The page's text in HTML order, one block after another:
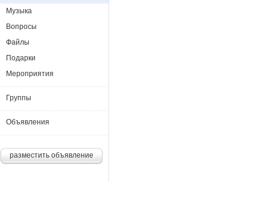
Музыка
Вопросы
Файлы
Подарки
Мероприятия
Группы
Объявления
разместить объявление